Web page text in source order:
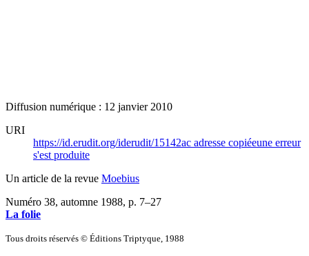
Diffusion numérique : 12 janvier 2010
URI
https://id.erudit.org/iderudit/15142ac adresse copiéeune erreur
s'est produite
Un article de la revue Moebius
Numéro 38, automne 1988, p. 7–27
La folie
Tous droits réservés © Éditions Triptyque, 1988